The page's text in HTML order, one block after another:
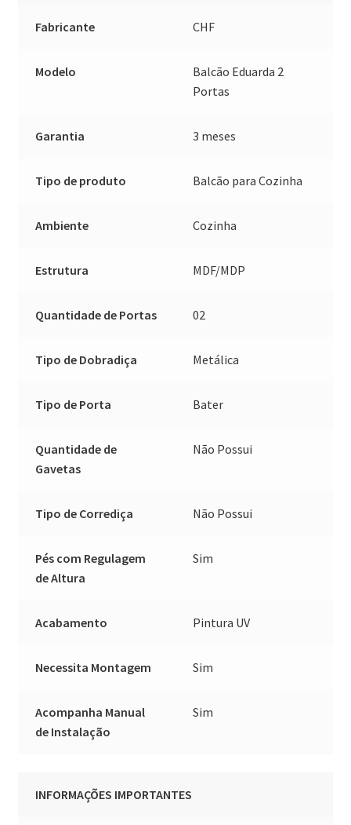
Fabricante CHF
Modelo
Balcão Eduarda 2
Portas
Garantia 3 meses
Tipo de produto Balcão para Cozinha
Ambiente Cozinha
Estrutura MDF/MDP
Quantidade de Portas 02
Tipo de Dobradiça Metálica
Tipo de Porta Bater
Quantidade de
Gavetas
Não Possui
Tipo de Corrediça Não Possui
Pés com Regulagem
de Altura
Sim
Acabamento Pintura UV
Necessita Montagem Sim
Acompanha Manual
de Instalação
Sim
INFORMAÇÕES IMPORTANTES